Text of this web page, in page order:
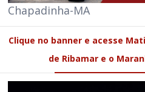
Chapadinha-MA
Clique no banner e acesse
de Ribamar e o